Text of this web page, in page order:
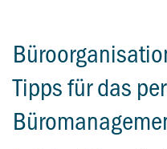
Tipps für das